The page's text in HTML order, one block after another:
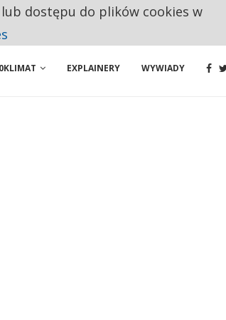
EXPLAINERY WYWIADY
dostępu do plików cookies w